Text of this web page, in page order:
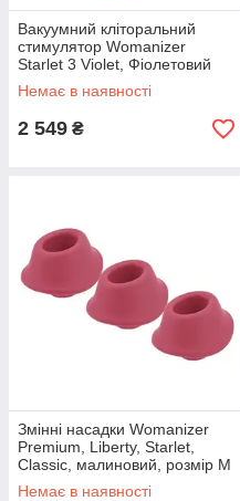
Вакуумний кліторальний
стимулятор Womanizer
Starlet 3 Violet, Фіолетовий
Немає в наявності
2 549 ₴
Змінні насадки Womanizer
Premium, Liberty, Starlet,
Classic, малиновий, розмір М
Немає в наявності